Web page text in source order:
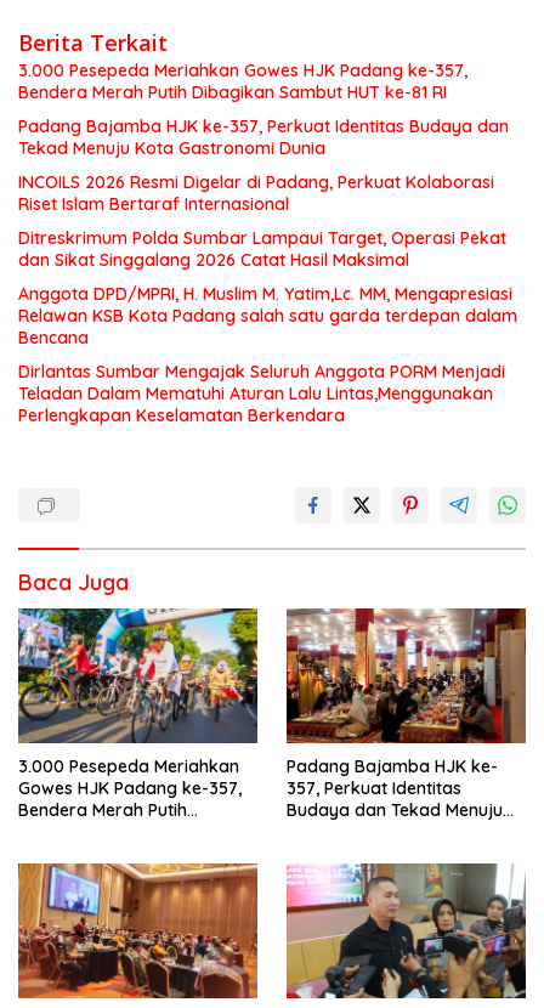
Berita Terkait
3.000 Pesepeda Meriahkan Gowes HJK Padang ke-357,
Bendera Merah Putih Dibagikan Sambut HUT ke-81 RI
Padang Bajamba HJK ke-357, Perkuat Identitas Budaya dan
Tekad Menuju Kota Gastronomi Dunia
INCOILS 2026 Resmi Digelar di Padang, Perkuat Kolaborasi
Riset Islam Bertaraf Internasional
Ditreskrimum Polda Sumbar Lampaui Target, Operasi Pekat
dan Sikat Singgalang 2026 Catat Hasil Maksimal
Anggota DPD/MPRI, H. Muslim M. Yatim,Lc. MM, Mengapresiasi
Relawan KSB Kota Padang salah satu garda terdepan dalam
Bencana
Dirlantas Sumbar Mengajak Seluruh Anggota PORM Menjadi
Teladan Dalam Mematuhi Aturan Lalu Lintas,Menggunakan
Perlengkapan Keselamatan Berkendara
Baca Juga
3.000 Pesepeda Meriahkan
Gowes HJK Padang ke-357,
Bendera Merah Putih
Padang Bajamba HJK ke-
357, Perkuat Identitas
Budaya dan Tekad Menuju